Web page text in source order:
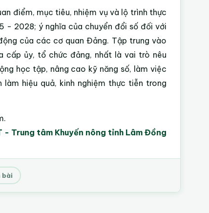
điểm, mục tiêu, nhiệm vụ và lộ trình thực
- 2028; ý nghĩa của chuyển đổi số đối với
của các cơ quan Đảng. Tập trung vào
cấp ủy, tổ chức đảng, nhất là vai trò nêu
học tập, nâng cao kỹ năng số, làm việc
hiệu quả, kinh nghiệm thực tiễn trong
- Trung tâm Khuyến nông tỉnh Lâm Đồng
bài